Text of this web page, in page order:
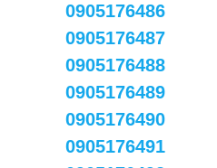
0905176486
0905176487
0905176488
0905176489
0905176490
0905176491